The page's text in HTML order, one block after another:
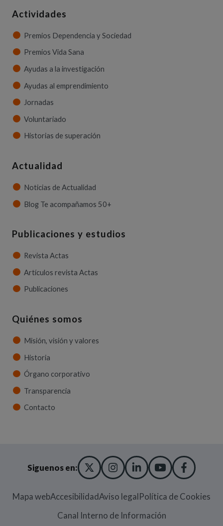
Actividades
Premios Dependencia y Sociedad
Premios Vida Sana
Ayudas a la investigación
Ayudas al emprendimiento
Jornadas
Voluntariado
Historias de superación
Actualidad
Noticias de Actualidad
Blog Te acompañamos 50+
Publicaciones y estudios
Revista Actas
Artículos revista Actas
Publicaciones
Quiénes somos
Misión, visión y valores
Historia
Órgano corporativo
Transparencia
Contacto
Siguenos en: X TWITTER
(ABRE EN NUEVA
INSTAGRAM
(ABRE EN NUEVA
LINKEDIN
(ABRE EN
YOUTUBE
(ABRE EN
Mapa webAccesibilidadAviso legalPolítica de Cookies
Canal Interno de Información(Abre en